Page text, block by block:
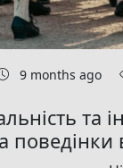
9 months ago
та
поведінки